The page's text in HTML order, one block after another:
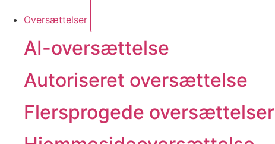
Oversættelser
AI-oversættelse
Autoriseret oversættelse
Flersprogede oversættelser